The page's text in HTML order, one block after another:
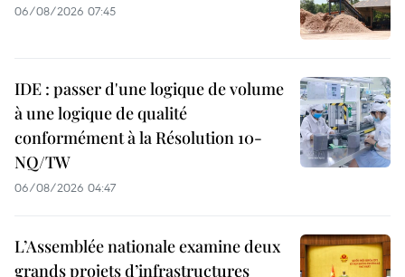
06/08/2026 07:45
IDE : passer d'une logique de volume
à une logique de qualité
conformément à la Résolution 10-
NQ/TW
06/08/2026 04:47
L’Assemblée nationale examine deux
grands projets d’infrastructures